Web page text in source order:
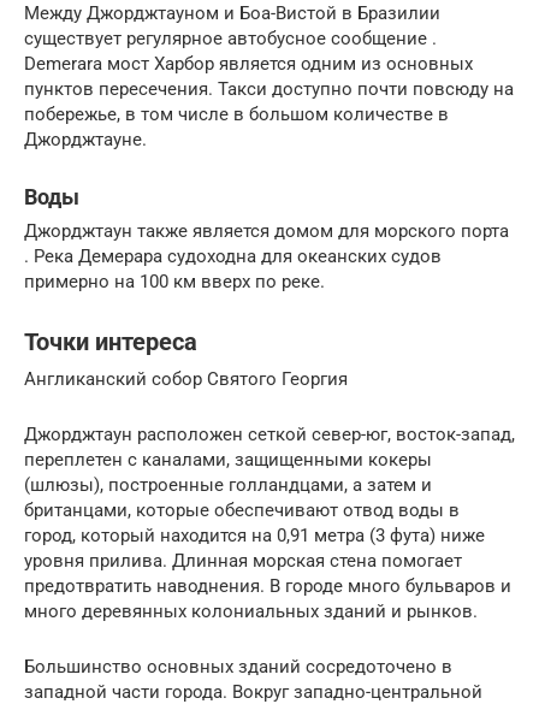
Между Джорджтауном и Боа-Вистой в Бразилии
существует регулярное автобусное сообщение .
Demerara мост Харбор является одним из основных
пунктов пересечения. Такси доступно почти повсюду на
побережье, в том числе в большом количестве в
Джорджтауне.
Воды
Джорджтаун также является домом для морского порта
. Река Демерара судоходна для океанских судов
примерно на 100 км вверх по реке.
Точки интереса
Англиканский собор Святого Георгия
Джорджтаун расположен сеткой север-юг, восток-запад,
переплетен с каналами, защищенными кокеры
(шлюзы), построенные голландцами, а затем и
британцами, которые обеспечивают отвод воды в
город, который находится на 0,91 метра (3 фута) ниже
уровня прилива. Длинная морская стена помогает
предотвратить наводнения. В городе много бульваров и
много деревянных колониальных зданий и рынков.
Большинство основных зданий сосредоточено в
западной части города. Вокруг западно-центральной